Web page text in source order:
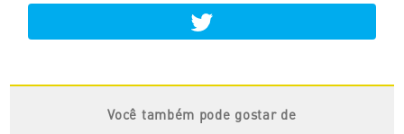
Você também pode gostar de